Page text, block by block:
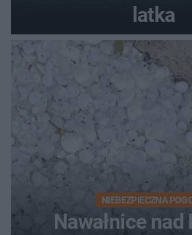
latka
NIEBEZPIECZNA
Nawałnice nad